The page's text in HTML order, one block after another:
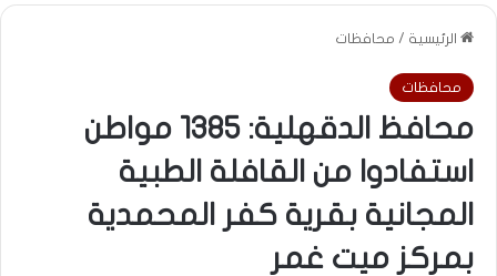
الرئيسية / محافظات
محافظات
محافظ الدقهلية: 1385 مواطن
استفادوا من القافلة الطبية
المجانية بقرية كفر المحمدية
بمركز ميت غمر